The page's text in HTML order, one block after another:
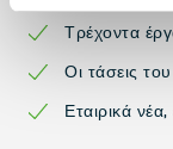
Τρέχοντα
Οι τάσεις
Εταιρικά